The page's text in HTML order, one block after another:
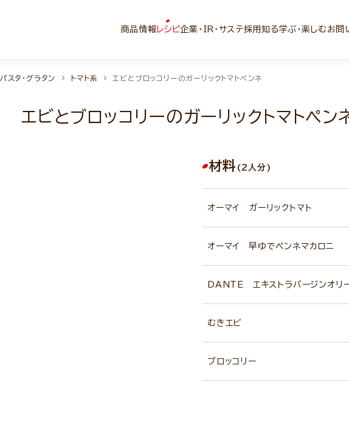
商品情報 レシピ企業・IR・サステ採用知る学ぶ・楽しむお問
パスタ・グラタン トマト系 エビとブロッコリーのガーリックトマトペンネ
エビとブロッコリーのガーリックトマトペン
材料 (2人分)
オーマイ ガーリックトマト
オーマイ 早ゆでペンネマカロニ
DANTE エキストラバージンオリ
むきエビ
ブロッコリー